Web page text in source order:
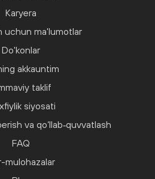
Karyera
uchun ma'lumotlar
Do'konlar
akkauntim
taklif
siyosati
va qo‘llab‑quvvatlash
FAQ
mulohazalar